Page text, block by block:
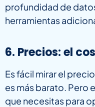
profundidad de
herramientas
6. Precios: el
Es fácil mirar el
es más barato. Pero
que necesitas para